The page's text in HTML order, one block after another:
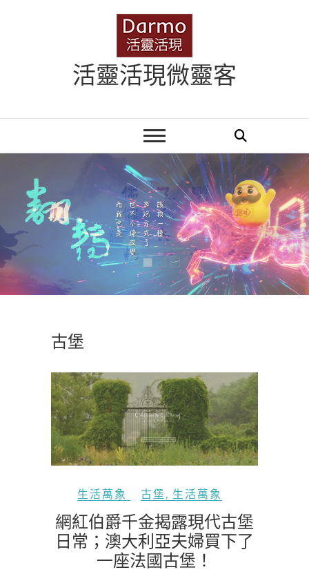
活靈活現微靈客
古堡
生活萬象 古堡 , 生活萬象
網紅伯爵千金揭露現代古堡
日常；澳大利亞夫婦買下了
一座法國古堡！